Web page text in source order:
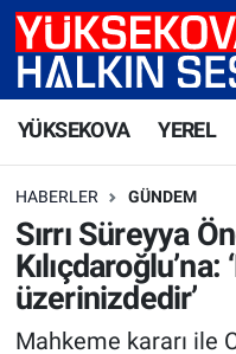
YÜKSEKOVA YEREL
HABERLER GÜNDEM
Sırrı Süreyya
Kılıçdaroğlu’na:
üzerinizdedir’
Mahkeme kararı ile
Yüksekova
Yüksekova Trafik
Süper Lig Puan
Tüm Manşetler